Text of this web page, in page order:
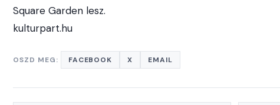
Square Garden lesz.
kulturpart.hu
OSZD MEG: FACEBOOK X EMAIL